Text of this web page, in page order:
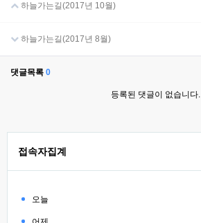
하늘가는길(2017년 10월)
하늘가는길(2017년 8월)
댓글목록 0
등록된 댓글이 없습니다.
접속자집계
오늘